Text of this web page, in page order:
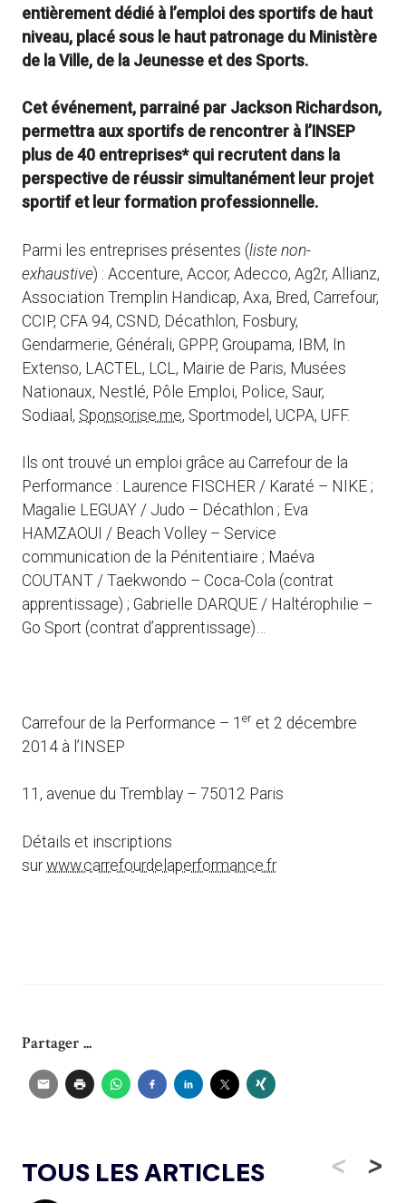
entièrement dédié à l’emploi des sportifs de haut
niveau, placé sous le haut patronage du Ministère
de la Ville, de la Jeunesse et des Sports.
Cet événement, parrainé par Jackson Richardson,
permettra aux sportifs de rencontrer à l’INSEP
plus de 40 entreprises* qui recrutent dans la
perspective de réussir simultanément leur projet
sportif et leur formation professionnelle.
Parmi les entreprises présentes (liste non-
exhaustive) : Accenture, Accor, Adecco, Ag2r, Allianz,
Association Tremplin Handicap, Axa, Bred, Carrefour,
CCIP, CFA 94, CSND, Décathlon, Fosbury,
Gendarmerie, Générali, GPPP, Groupama, IBM, In
Extenso, LACTEL, LCL, Mairie de Paris, Musées
Nationaux, Nestlé, Pôle Emploi, Police, Saur,
Sodiaal, Sponsorise.me, Sportmodel, UCPA, UFF.
Ils ont trouvé un emploi grâce au Carrefour de la
Performance : Laurence FISCHER / Karaté – NIKE ;
Magalie LEGUAY / Judo – Décathlon ; Eva
HAMZAOUI / Beach Volley – Service
communication de la Pénitentiaire ; Maéva
COUTANT / Taekwondo – Coca-Cola (contrat
apprentissage) ; Gabrielle DARQUE / Haltérophilie –
Go Sport (contrat d’apprentissage)…
Carrefour de la Performance – 1 er et 2 décembre
2014 à l’INSEP
11, avenue du Tremblay – 75012 Paris
Détails et inscriptions
surwww.carrefourdelaperformance.fr
Partager ...
TOUS LES ARTICLES < >